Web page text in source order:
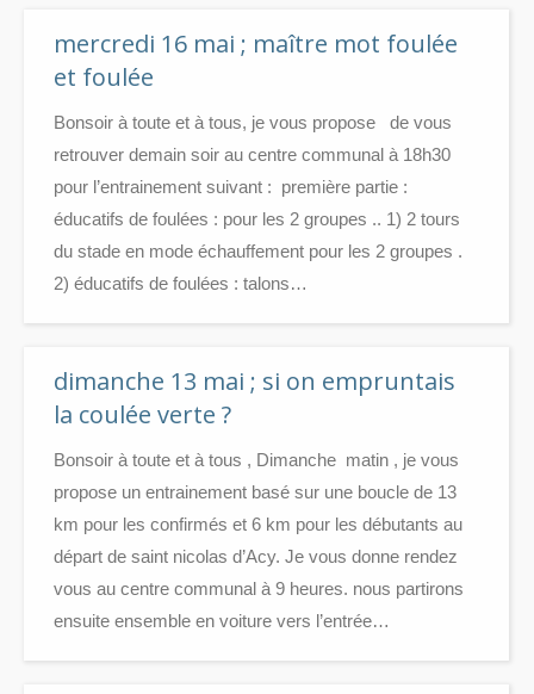
mercredi 16 mai ; maître mot foulée
et foulée
Bonsoir à toute et à tous, ​je vous propose de vous
retrouver demain soir au centre communal à 18h30
pour l’entrainement suivant : première partie :
éducatifs de foulées : pour les 2 groupes .. 1) 2 tours
du stade en mode échauffement pour les 2 groupes ​.​
2) ​éducatifs de foulées : ​talons…
dimanche 13 mai ; si on empruntais
la coulée verte ?
Bonsoir à toute et à tous , Dimanche matin , je vous
propose un entrainement basé sur une boucle de 13
km pour les confirmés et 6 km pour les débutants au
départ de saint nicolas d’Acy. Je vous donne rendez
vous au centre communal à 9 heures. nous partirons
ensuite ensemble en voiture vers l’entrée…